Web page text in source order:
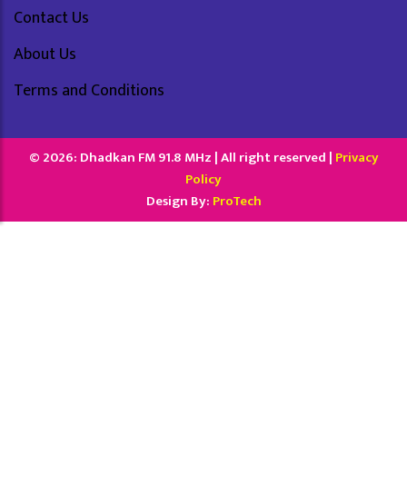
Contact Us
About Us
Terms and Conditions
© 2026: Dhadkan FM 91.8 MHz | All right reserved | Privacy
Policy
Design By: ProTech